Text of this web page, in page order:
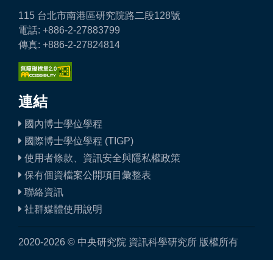
115 台北市南港區研究院路二段128號
電話: +886-2-27883799
傳真: +886-2-27824814
連結
國內博士學位學程
國際博士學位學程 (TIGP)
使用者條款、資訊安全與隱私權政策
保有個資檔案公開項目彙整表
聯絡資訊
社群媒體使用說明
2020-2026 © 中央研究院 資訊科學研究所 版權所有